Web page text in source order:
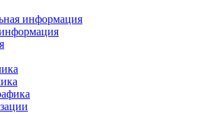
информация